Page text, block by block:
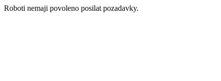
Roboti nemaji povoleno posilat pozadavky.